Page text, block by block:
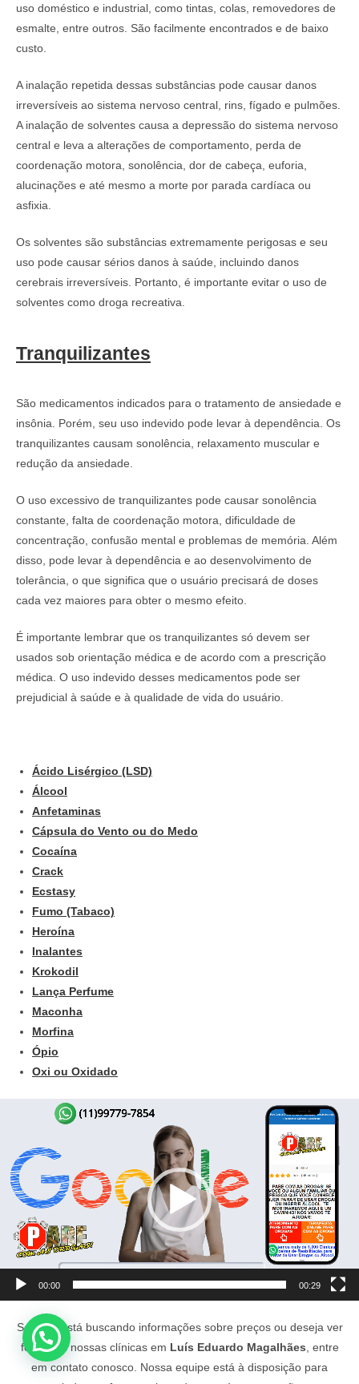
uso doméstico e industrial, como tintas, colas, removedores de
esmalte, entre outros. São facilmente encontrados e de baixo
custo.
A inalação repetida dessas substâncias pode causar danos
irreversíveis ao sistema nervoso central, rins, fígado e pulmões.
A inalação de solventes causa a depressão do sistema nervoso
central e leva a alterações de comportamento, perda de
coordenação motora, sonolência, dor de cabeça, euforia,
alucinações e até mesmo a morte por parada cardíaca ou
asfixia.
Os solventes são substâncias extremamente perigosas e seu
uso pode causar sérios danos à saúde, incluindo danos
cerebrais irreversíveis. Portanto, é importante evitar o uso de
solventes como droga recreativa.
Tranquilizantes
São medicamentos indicados para o tratamento de ansiedade e
insônia. Porém, seu uso indevido pode levar à dependência. Os
tranquilizantes causam sonolência, relaxamento muscular e
redução da ansiedade.
O uso excessivo de tranquilizantes pode causar sonolência
constante, falta de coordenação motora, dificuldade de
concentração, confusão mental e problemas de memória. Além
disso, pode levar à dependência e ao desenvolvimento de
tolerância, o que significa que o usuário precisará de doses
cada vez maiores para obter o mesmo efeito.
É importante lembrar que os tranquilizantes só devem ser
usados sob orientação médica e de acordo com a prescrição
médica. O uso indevido desses medicamentos pode ser
prejudicial à saúde e à qualidade de vida do usuário.
Ácido Lisérgico (LSD)
Álcool
Anfetaminas
Cápsula do Vento ou do Medo
Cocaína
Crack
Ecstasy
Fumo (Tabaco)
Heroína
Inalantes
Krokodil
Lança Perfume
Maconha
Morfina
Ópio
Oxi ou Oxidado
00:00 00:29
Se você está buscando informações sobre preços ou deseja ver
fotos das nossas clínicas em Luís Eduardo Magalhães , entre
em contato conosco. Nossa equipe está à disposição para